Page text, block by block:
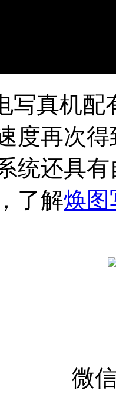
写真机
度再次
统还具
了解焕图
微